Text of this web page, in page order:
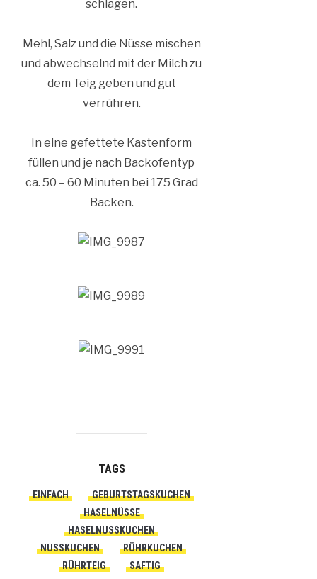
schlagen.
Mehl, Salz und die Nüsse mischen
und abwechselnd mit der Milch zu
dem Teig geben und gut
verrühren.
In eine gefettete Kastenform
füllen und je nach Backofentyp
ca. 50 – 60 Minuten bei 175 Grad
Backen.
TAGS
EINFACH
GEBURTSTAGSKUCHEN
HASELNÜSSE
HASELNUSSKUCHEN
NUSSKUCHEN
RÜHRKUCHEN
RÜHRTEIG
SAFTIG